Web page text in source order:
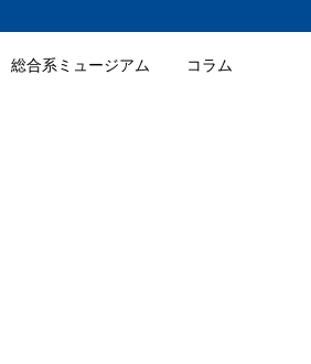
総合系ミュージアム コラム